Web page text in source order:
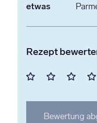
etwas
Rezept
Mit
Stern
Mit
Stern
Mit
Bewertung